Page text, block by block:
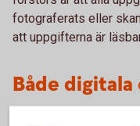
fotograferats eller
att uppgifterna är
Både